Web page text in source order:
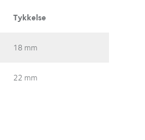
Tykkelse
18 mm
22 mm